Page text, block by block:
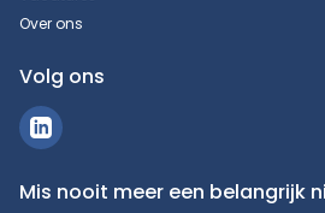
Over ons
Volg ons
Mis nooit meer een belangrijk